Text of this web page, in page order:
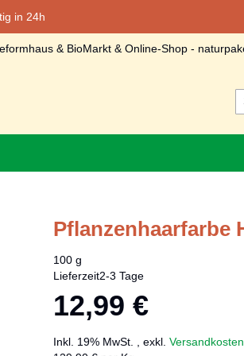
in 24h
& BioMarkt & Online-Shop -
Pflanzenhaarfarbe
100 g
Lieferzeit2-3 Tage
12,99 €
Inkl. 19% MwSt. exkl. Versandkosten